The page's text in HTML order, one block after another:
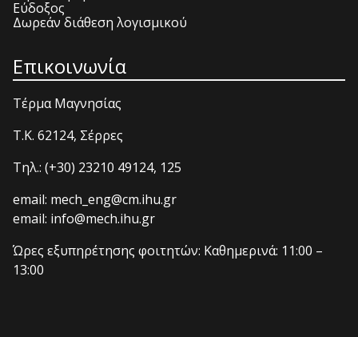
Εύδοξος
Δωρεάν διάθεση λογισμικού
Επικοινωνία
Τέρμα Μαγνησίας
T.K. 62124, Σέρρες
Τηλ.: (+30) 23210 49124, 125
email: mech_eng@cm.ihu.gr
email: info@mech.ihu.gr
Ώρες εξυπηρέτησης φοιτητών: Καθημερινά: 11:00 –
13:00